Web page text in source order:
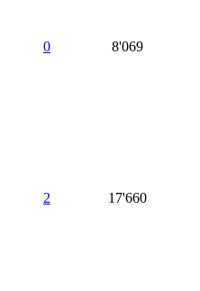
0 8'069
2 17'660